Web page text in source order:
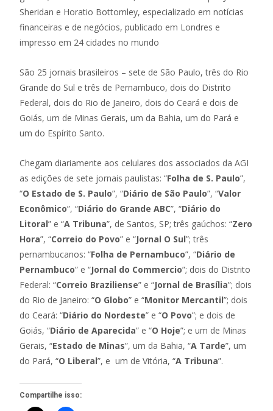
Sheridan e Horatio Bottomley, especializado em notícias
financeiras e de negócios, publicado em Londres e
impresso em 24 cidades no mundo
São 25 jornais brasileiros – sete de São Paulo, três do Rio
Grande do Sul e três de Pernambuco, dois do Distrito
Federal, dois do Rio de Janeiro, dois do Ceará e dois de
Goiás, um de Minas Gerais, um da Bahia, um do Pará e
um do Espírito Santo.
Chegam diariamente aos celulares dos associados da AGI
as edições de sete jornais paulistas: “Folha de S. Paulo”,
“O Estado de S. Paulo”, “Diário de São Paulo”, “Valor
Econômico”, “Diário do Grande ABC”, “Diário do
Litoral” e “A Tribuna”, de Santos, SP; três gaúchos: “Zero
Hora”, “Correio do Povo” e “Jornal O Sul”; três
pernambucanos: “Folha de Pernambuco”, “Diário de
Pernambuco” e “Jornal do Commercio”; dois do Distrito
Federal: “Correio Braziliense” e “Jornal de Brasília”; dois
do Rio de Janeiro: “O Globo” e “Monitor Mercantil”; dois
do Ceará: “Diário do Nordeste” e “O Povo”; e dois de
Goiás, “Diário de Aparecida” e “O Hoje”; e um de Minas
Gerais, “Estado de Minas”, um da Bahia, “A Tarde”, um
do Pará, “O Liberal”, e um de Vitória, “A Tribuna”.
Compartilhe isso: